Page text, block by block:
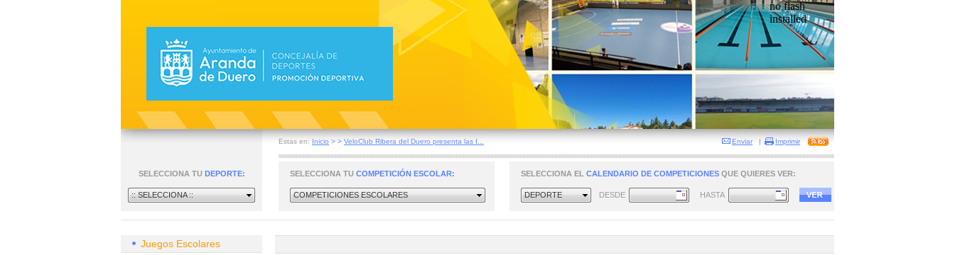
Estas en: Inicio > > VeloClub Ribera del Duero presenta las I... Enviar | Imprimir
SELECCIONA TU DEPORTE:
:: SELECCIONA ::
SELECCIONA TU COMPETICIÓN ESCOLAR:
COMPETICIONES ESCOLARES
SELECCIONA EL CALENDARIO DE COMPETICIONES QUE QUIERES VER:
DEPORTE DESDE HASTA
Juegos Escolares
no flash
installed